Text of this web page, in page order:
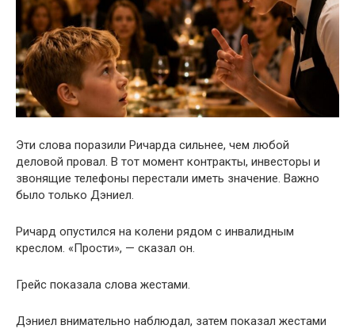
Эти слова поразили Ричарда сильнее, чем любой
деловой провал. В тот момент контракты, инвесторы и
звонящие телефоны перестали иметь значение. Важно
было только Дэниел.
Ричард опустился на колени рядом с инвалидным
креслом. «Прости», — сказал он.
Грейс показала слова жестами.
Дэниел внимательно наблюдал, затем показал жестами